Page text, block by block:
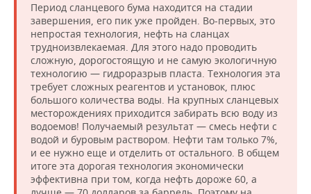
Период сланцевого бума находится на стадии
завершения, его пик уже пройден. Во-первых, это
непростая технология, нефть на сланцах
трудноизвлекаемая. Для этого надо проводить
сложную, дорогостоящую и не самую экологичную
технологию — гидроразрыв пласта. Технология эта
требует сложных реагентов и установок, плюс
большого количества воды. На крупных сланцевых
месторождениях приходится забирать всю воду из
водоемов! Получаемый результат — смесь нефти с
водой и буровым раствором. Нефти там только 7%,
и ее нужно еще и отделить от остального. В общем
итоге эта дорогая технология экономически
эффективна при том, когда нефть дороже 60, а